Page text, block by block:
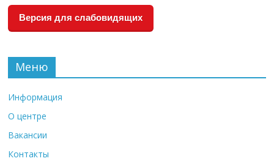
Версия для слабовидящих
Меню
Информация
О центре
Вакансии
Контакты